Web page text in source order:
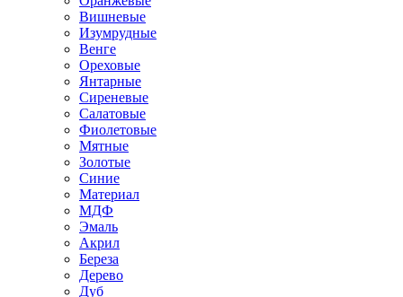
Вишневые
Изумрудные
Венге
Ореховые
Янтарные
Сиреневые
Салатовые
Фиолетовые
Мятные
Золотые
Синие
Материал
МДФ
Эмаль
Акрил
Береза
Дерево
Дуб